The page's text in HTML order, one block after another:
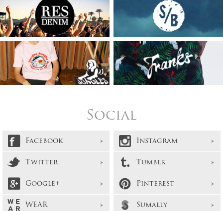
Social
Facebook
Instagram
Twitter
Tumblr
Google+
Pinterest
WEAR
Sumally